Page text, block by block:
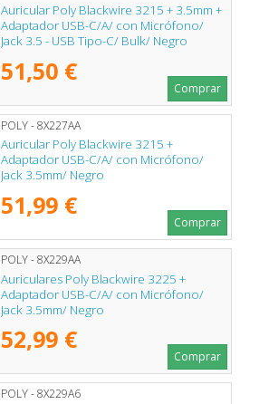
Auricular Poly Blackwire 3215 + 3.5mm +
Adaptador USB-C/A/ con Micrófono/
Jack 3.5 - USB Tipo-C/ Bulk/ Negro
51,50 €
Comprar
POLY - 8X227AA
Auricular Poly Blackwire 3215 +
Adaptador USB-C/A/ con Micrófono/
Jack 3.5mm/ Negro
51,99 €
Comprar
POLY - 8X229AA
Auriculares Poly Blackwire 3225 +
Adaptador USB-C/A/ con Micrófono/
Jack 3.5mm/ Negro
52,99 €
Comprar
POLY - 8X229A6